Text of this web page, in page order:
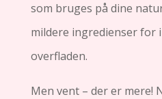
som bruges på dine
mildere ingredienser for
overfladen.
Men vent – der er mere!